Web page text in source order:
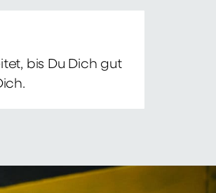
bis Du Dich gut